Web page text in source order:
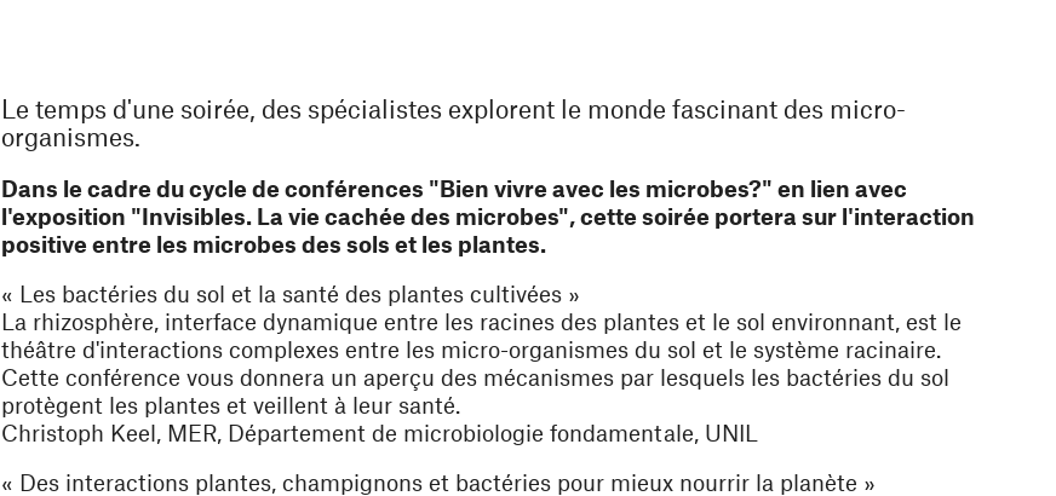
Le temps d'une soirée, des spécialistes explorent le monde fascinant des micro-
organismes.
Dans le cadre du cycle de conférences "Bien vivre avec les microbes?" en lien avec
l'exposition "Invisibles. La vie cachée des microbes", cette soirée portera sur l'interaction
positive entre les microbes des sols et les plantes.
« Les bactéries du sol et la santé des plantes cultivées »
La rhizosphère, interface dynamique entre les racines des plantes et le sol environnant, est le
théâtre d'interactions complexes entre les micro-organismes du sol et le système racinaire.
Cette conférence vous donnera un aperçu des mécanismes par lesquels les bactéries du sol
protègent les plantes et veillent à leur santé.
Christoph Keel, MER, Département de microbiologie fondamentale, UNIL
« Des interactions plantes, champignons et bactéries pour mieux nourrir la planète »